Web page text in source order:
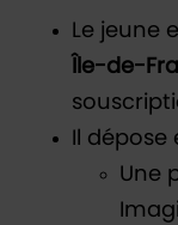
Le jeune
Île-de-
Il
Une